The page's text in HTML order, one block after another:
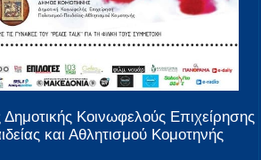
Κοινωφελούς Επιχείρησης
και Αθλητισμού Κομοτηνής